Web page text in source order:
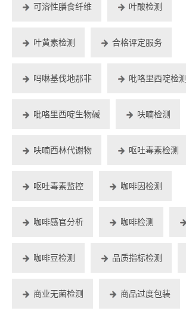
可溶性膳食纤维 叶酸检测
叶黄素检测 合格评定服务
吗啉基伐地那非 吡咯里西啶检测
吡咯里西啶生物碱 呋喃检测
呋喃西林代谢物 呕吐毒素检测
呕吐毒素监控 咖啡因检测
咖啡感官分析 咖啡检测
咖啡豆检测 品质指标检测
商业无菌检测 商品过度包装